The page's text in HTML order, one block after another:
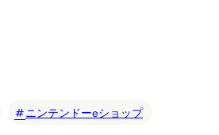
ニンテンドーeショップ